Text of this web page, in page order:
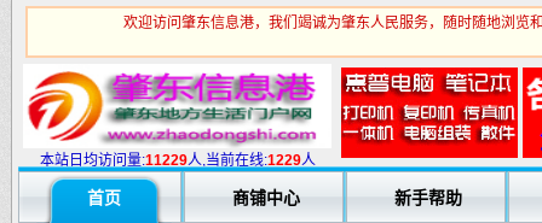
欢迎访问肇东信息港，我们竭诚为肇东人民服务，随时随地浏览
本站日均访问量:11229人,当前在线:1229人
首页 商铺中心 新手帮助
火警热线:119 急救 中心:120
电业局：95598 7714063
市内电话查询：114
第一医院：120 7714075
人民医院: 7713311
疾控中心:7714108 自来水公司:7791568
职业介绍:招商中
汽车抢修:招商中
通地漏:0455-5980332
法律服务:招商中